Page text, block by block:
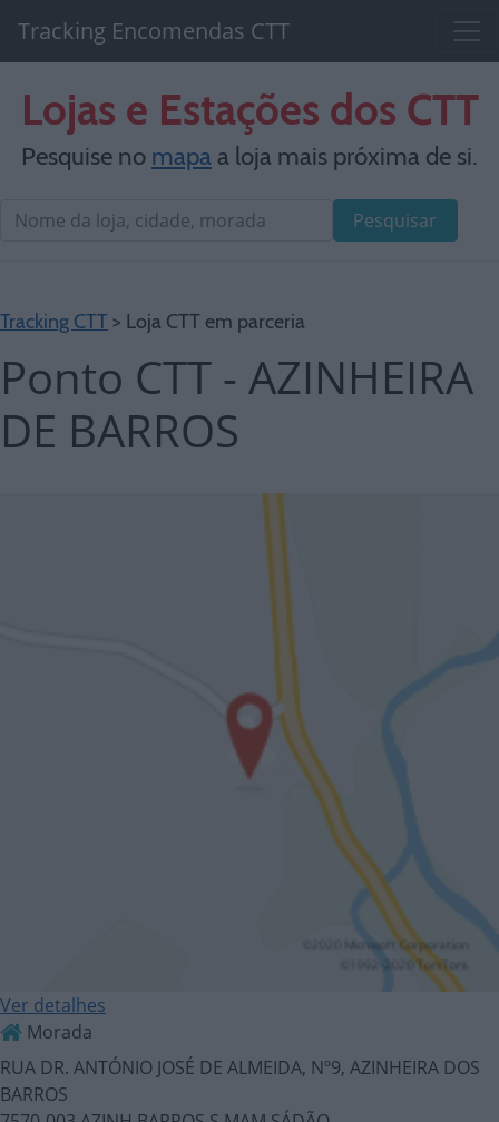
Tracking Encomendas CTT
Lojas e Estações dos CTT
Pesquise no mapaa loja mais próxima de si.
Pesquisar
Tracking CTT > Loja CTT em parceria
Ponto CTT - AZINHEIRA
DE BARROS
Ver detalhes
Morada
RUA DR. ANTÓNIO JOSÉ DE ALMEIDA, Nº9, AZINHEIRA DOS
BARROS